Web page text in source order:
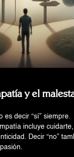
y el
es decir “sí” siempre.
incluye
Decir “no”